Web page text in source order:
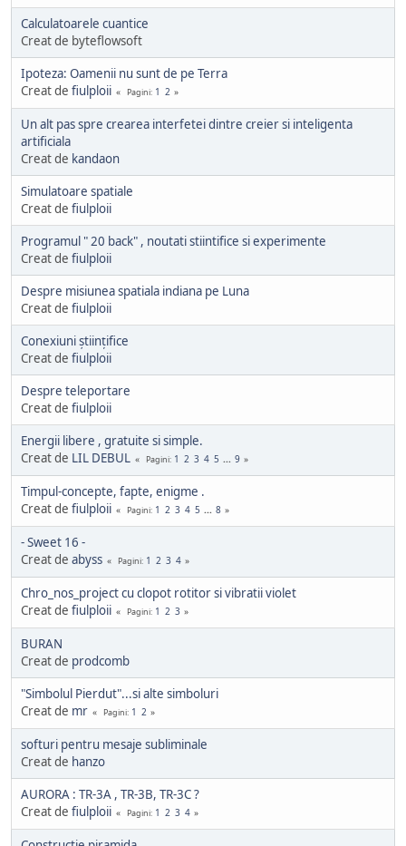
Calculatoarele cuantice
Creat de byteflowsoft
Ipoteza: Oamenii nu sunt de pe Terra
Creat de fiulploii Pagini 1 2
Un alt pas spre crearea interfetei dintre creier si inteligenta
artificiala
Creat de kandaon
Simulatoare spatiale
Creat de fiulploii
Programul " 20 back" , noutati stiintifice si experimente
Creat de fiulploii
Despre misiunea spatiala indiana pe Luna
Creat de fiulploii
Conexiuni științifice
Creat de fiulploii
Despre teleportare
Creat de fiulploii
Energii libere , gratuite si simple.
Creat de LIL DEBUL Pagini 1 2 3 4 5 ... 9
Timpul-concepte, fapte, enigme .
Creat de fiulploii Pagini 1 2 3 4 5 ... 8
- Sweet 16 -
Creat de abyss Pagini 1 2 3 4
Chro_nos_project cu clopot rotitor si vibratii violet
Creat de fiulploii Pagini 1 2 3
BURAN
Creat de prodcomb
"Simbolul Pierdut"...si alte simboluri
Creat de mr Pagini 1 2
softuri pentru mesaje subliminale
Creat de hanzo
AURORA : TR-3A , TR-3B, TR-3C ?
Creat de fiulploii Pagini 1 2 3 4